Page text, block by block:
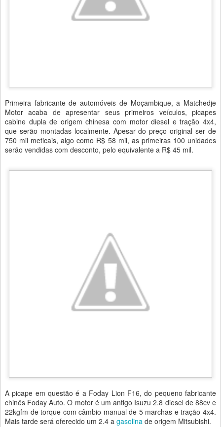
Primeira fabricante de automóveis de Moçambique, a Matchedje
Motor acaba de apresentar seus primeiros veículos, picapes
cabine dupla de origem chinesa com motor diesel e tração 4x4,
que serão montadas localmente. Apesar do preço original ser de
750 mil meticais, algo como R$ 58 mil, as primeiras 100 unidades
serão vendidas com desconto, pelo equivalente a R$ 45 mil.
A picape em questão é a Foday Lion F16, do pequeno fabricante
chinês Foday Auto. O motor é um antigo Isuzu 2.8 diesel de 88cv e
22kgfm de torque com câmbio manual de 5 marchas e tração 4x4.
Mais tarde será oferecido um 2.4 a gasolina de origem Mitsubishi.